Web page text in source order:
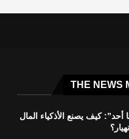
THE NEWS
أحد”: كيف يصنع الأذكياء المال